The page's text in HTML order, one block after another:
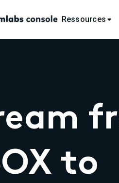
Ressources 
to